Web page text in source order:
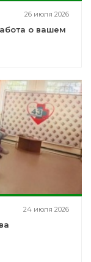
26 июля 2026
о вашем
24 июля 2026